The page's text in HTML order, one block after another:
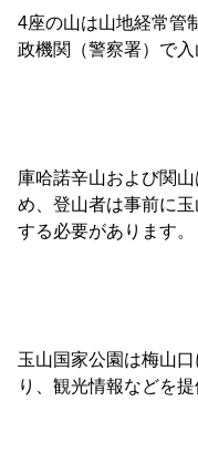
4座の山は山地経常管
政機関（警察署）で
庫哈諾辛山および関
め、登山者は事前に
する必要があります。
玉山国家公園は梅山
り、観光情報などを提